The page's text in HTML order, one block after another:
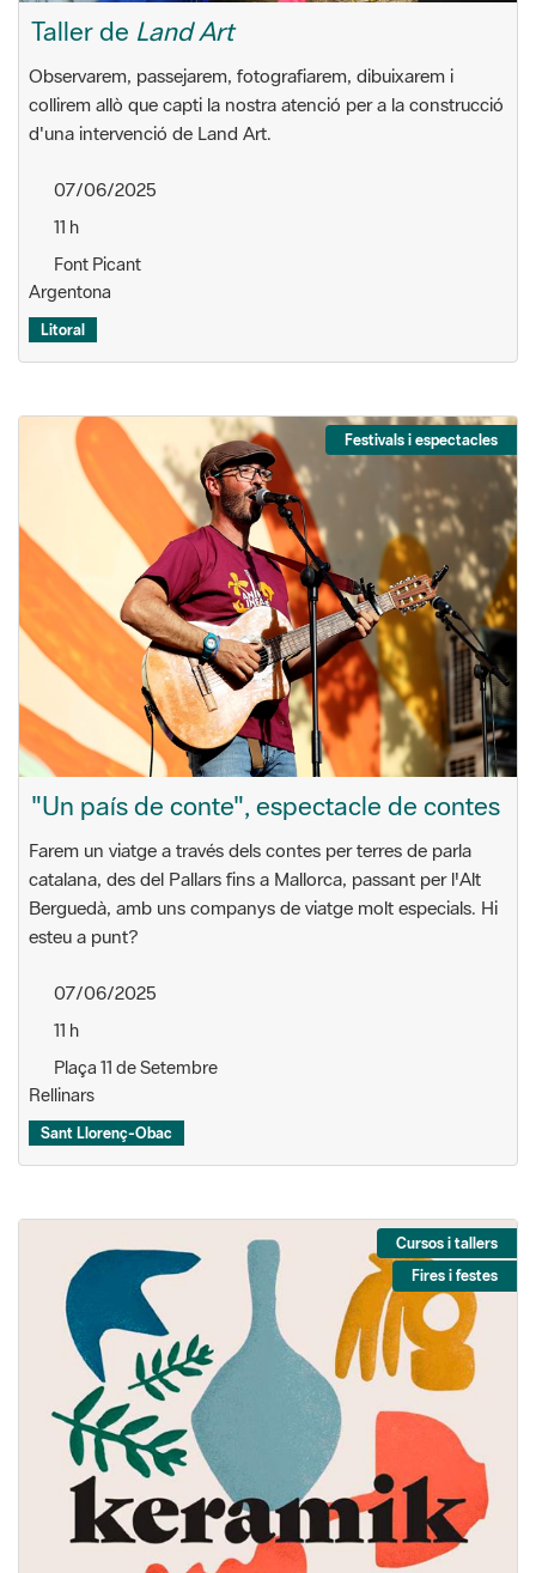
Taller de Land Art
Observarem, passejarem, fotografiarem, dibuixarem i
collirem allò que capti la nostra atenció per a la construcció
d'una intervenció de Land Art.
07/06/2025
11 h
Font Picant
Argentona
Litoral
Festivals i espectacles
"Un país de conte", espectacle de contes
Farem un viatge a través dels contes per terres de parla
catalana, des del Pallars fins a Mallorca, passant per lꞋAlt
Berguedà, amb uns companys de viatge molt especials. Hi
esteu a punt?
07/06/2025
11 h
Plaça 11 de Setembre
Rellinars
Sant Llorenç-Obac
Cursos i tallers
Fires i festes